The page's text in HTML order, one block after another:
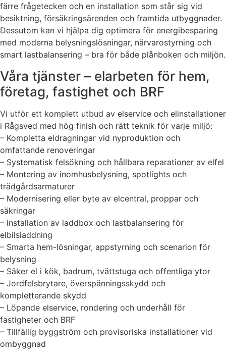
färre frågetecken och en installation som står sig vid
besiktning, försäkringsärenden och framtida utbyggnader.
Dessutom kan vi hjälpa dig optimera för energibesparing
med moderna belysningslösningar, närvarostyrning och
smart lastbalansering – bra för både plånboken och miljön.
Våra tjänster – elarbeten för hem,
företag, fastighet och BRF
Vi utför ett komplett utbud av elservice och elinstallationer
i Rågsved med hög finish och rätt teknik för varje miljö:
– Kompletta eldragningar vid nyproduktion och
omfattande renoveringar
– Systematisk felsökning och hållbara reparationer av elfel
– Montering av inomhusbelysning, spotlights och
trädgårdsarmaturer
– Modernisering eller byte av elcentral, proppar och
säkringar
– Installation av laddbox och lastbalansering för
elbilsladdning
– Smarta hem-lösningar, appstyrning och scenarion för
belysning
– Säker el i kök, badrum, tvättstuga och offentliga ytor
– Jordfelsbrytare, överspänningsskydd och
kompletterande skydd
– Löpande elservice, rondering och underhåll för
fastigheter och BRF
– Tillfällig byggström och provisoriska installationer vid
ombyggnad